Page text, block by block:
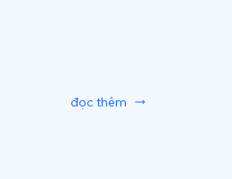
đọc thêm